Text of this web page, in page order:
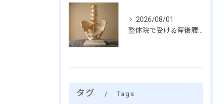
2026/08/01
タグ Tags